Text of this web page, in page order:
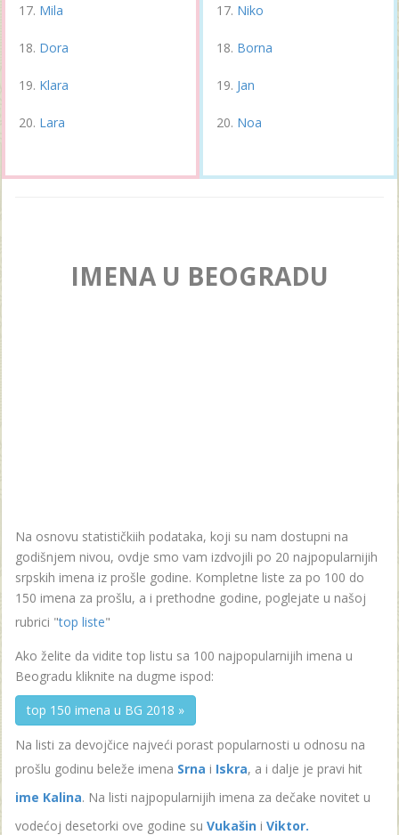
Mila
Dora
Klara
Lara
Niko
Borna
Jan
Noa
IMENA U BEOGRADU
Na osnovu statističkiih podataka, koji su nam dostupni na
godišnjem nivou, ovdje smo vam izdvojili po 20 najpopularnijih
srpskih imena iz prošle godine. Kompletne liste za po 100 do
150 imena za prošlu, a i prethodne godine, poglejate u našoj
rubrici "top liste"
Ako želite da vidite top listu sa 100 najpopularnijih imena u
Beogradu kliknite na dugme ispod:
top 150 imena u BG 2018 »
Na listi za devojčice najveći porast popularnosti u odnosu na
prošlu godinu beleže imena Srna i Iskra, a i dalje je pravi hit
ime Kalina. Na listi najpopularnijih imena za dečake novitet u
vodećoj desetorki ove godine su Vukašin i Viktor.